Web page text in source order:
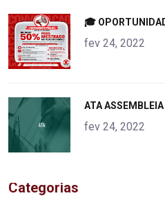
alt="product">
🎓
fev 24, 2022
alt="product">
ATA
fev 24, 2022
Categorias